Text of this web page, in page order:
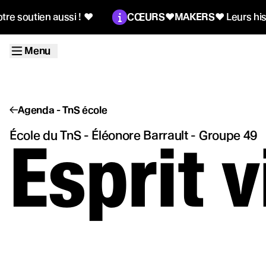
aussi !♥ Information :
CŒURS♥MAKERS♥ Leurs histoires
Menu
Agenda - TnS école
École du TnS - Éléonore Barrault - Groupe 49
Esprit
Menu
Les élèves
Les
L'agenda